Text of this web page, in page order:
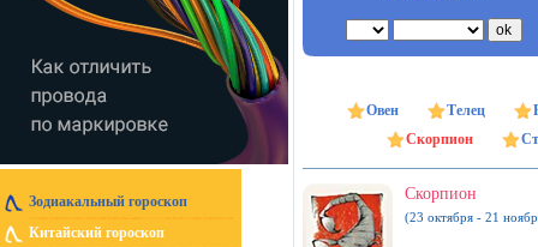
Зодиакальный гороскоп
Китайский гороскоп
Овен Телец
Скорпион
Скорпион
(23 октября - 21